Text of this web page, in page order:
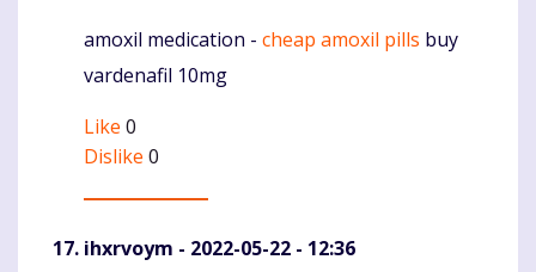
Komentaras
amoxil medication - cheap amoxil pills buy
vardenafil 10mg
Like 0
Dislike 0
ihxrvoym - 2022-05-22 - 12:36